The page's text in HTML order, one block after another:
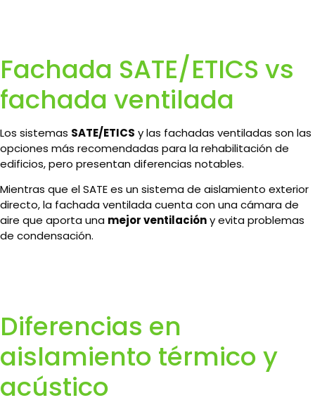
Fachada SATE/ETICS vs
fachada ventilada
Los sistemas SATE/ETICS y las fachadas ventiladas son las
opciones más recomendadas para la rehabilitación de
edificios, pero presentan diferencias notables.
Mientras que el SATE es un sistema de aislamiento exterior
directo, la fachada ventilada cuenta con una cámara de
aire que aporta una mejor ventilacióny evita problemas
de condensación.
Diferencias en
aislamiento térmico y
acústico